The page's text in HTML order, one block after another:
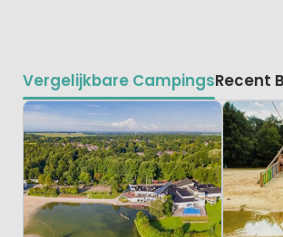
Vergelijkbare CampingsRecent